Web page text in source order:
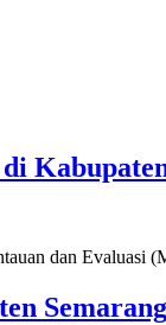
dan Evaluasi